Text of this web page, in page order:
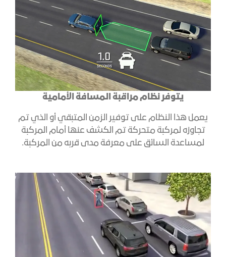
يتوفر نظام مراقبة المسافة الأمامية
يعمل هذا النظام على توفير الزمن المتبقي أو الذي تم
تجاوزه لمركبة متحركة تم الكشف عنها أمام المركبة
لمساعدة السائق على معرفة مدى قربه من المركبة.